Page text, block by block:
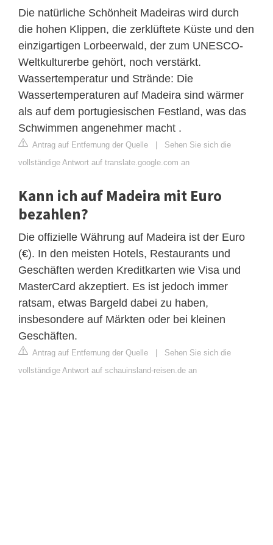
Die natürliche Schönheit Madeiras wird durch
die hohen Klippen, die zerklüftete Küste und den
einzigartigen Lorbeerwald, der zum UNESCO-
Weltkulturerbe gehört, noch verstärkt.
Wassertemperatur und Strände: Die
Wassertemperaturen auf Madeira sind wärmer
als auf dem portugiesischen Festland, was das
Schwimmen angenehmer macht .
Antrag auf Entfernung der Quelle | Sehen Sie sich die
vollständige Antwort auf translate.google.com an
Kann ich auf Madeira mit Euro
bezahlen?
Die offizielle Währung auf Madeira ist der Euro
(€). In den meisten Hotels, Restaurants und
Geschäften werden Kreditkarten wie Visa und
MasterCard akzeptiert. Es ist jedoch immer
ratsam, etwas Bargeld dabei zu haben,
insbesondere auf Märkten oder bei kleinen
Geschäften.
Antrag auf Entfernung der Quelle | Sehen Sie sich die
vollständige Antwort auf schauinsland-reisen.de an